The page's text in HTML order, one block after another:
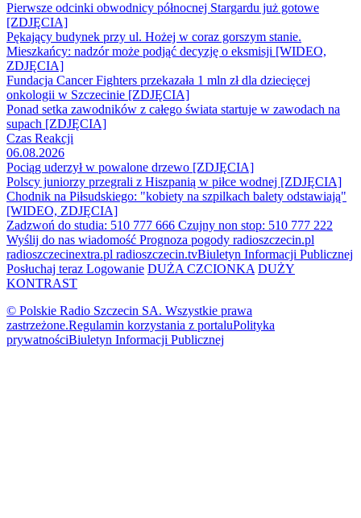
Pierwsze odcinki obwodnicy północnej Stargardu już gotowe
[ZDJĘCIA]
Pękający budynek przy ul. Hożej w coraz gorszym stanie.
Mieszkańcy: nadzór może podjąć decyzję o eksmisji [WIDEO,
ZDJĘCIA]
Fundacja Cancer Fighters przekazała 1 mln zł dla dziecięcej
onkologii w Szczecinie [ZDJĘCIA]
Ponad setka zawodników z całego świata startuje w zawodach na
supach [ZDJĘCIA]
Czas Reakcji
06.08.2026
Pociąg uderzył w powalone drzewo [ZDJĘCIA]
Polscy juniorzy przegrali z Hiszpanią w piłce wodnej [ZDJĘCIA]
Chodnik na Piłsudskiego: "kobiety na szpilkach balety odstawiają"
[WIDEO, ZDJĘCIA]
Zadzwoń do studia: 510 777 666 Czujny non stop: 510 777 222
Wyślij do nas wiadomość Prognoza pogody radioszczecin.pl
radioszczecinextra.pl radioszczecin.tvBiuletyn Informacji Publicznej
Posłuchaj teraz Logowanie DUŻA CZCIONKA DUŻY
KONTRAST
© Polskie Radio Szczecin SA. Wszystkie prawa
zastrzeżone.Regulamin korzystania z portaluPolityka
prywatnościBiuletyn Informacji Publicznej